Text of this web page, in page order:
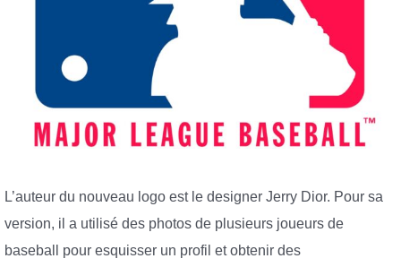
L’auteur du nouveau logo est le designer Jerry Dior. Pour sa
version, il a utilisé des photos de plusieurs joueurs de
baseball pour esquisser un profil et obtenir des